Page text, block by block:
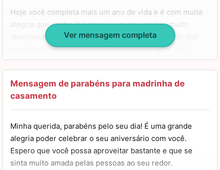
Hoje você completa mais um ano de vida e é com muita
alegria que venho lhe desejar um aniversário muito
abençoado. Espero que esta data possa se repetir por
muitos anos e que nunca lhe falte saúde, amor, paz,
sorte e prosperidade.
Gosto muito da sua companhia e quero sempre estar em
sua presença. Sei que não importa o que aconteça,
nossos caminhos jamais irão se separar. Tenha um feliz
aniversário, minha madrinha mãe. Beijos!
Ver mensagem completa
Mensagem de parabéns para madrinha de
casamento
Minha querida, parabéns pelo seu dia! É uma grande
alegria poder celebrar o seu aniversário com você.
Espero que você possa aproveitar bastante e que se
sinta muito amada pelas pessoas ao seu redor.